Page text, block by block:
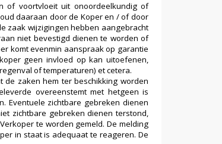
of voortvloeit uit onoordeelkundig of
daaraan door de Koper en / of door
zaak wijzigingen hebben aangebracht
niet bevestigd dienen te worden of
komt evenmin aanspraak op garantie
geen invloed op kan uitoefenen,
of temperaturen) et cetera.
zaken hem ter beschikking worden
overeenstemt met hetgeen is
Eventuele zichtbare gebreken dienen
zichtbare gebreken dienen terstond,
te worden gemeld. De melding
in staat is adequaat te reageren. De